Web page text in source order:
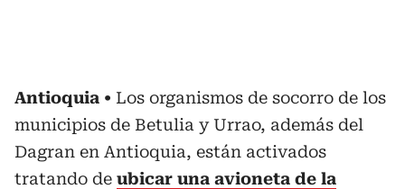
Antioquia
Los organismos de socorro de los
municipios de Betulia y Urrao, además del
Dagran en Antioquia, están activados
tratando de ubicar una avioneta de la